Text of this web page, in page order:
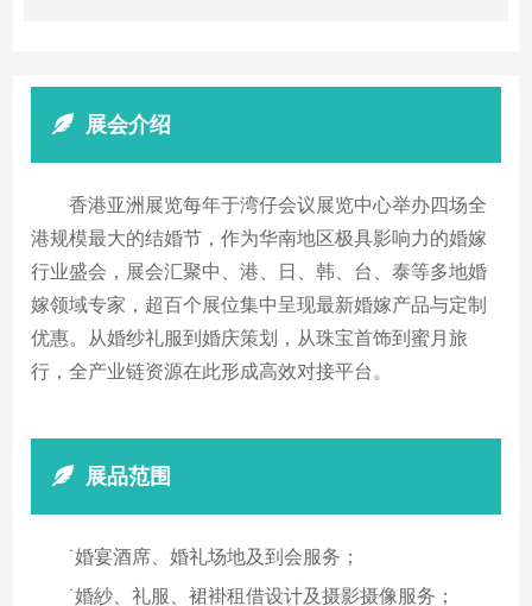
展会介绍
香港亚洲展览每年于湾仔会议展览中心举办四场全
港规模最大的结婚节，作为华南地区极具影响力的婚嫁
行业盛会，展会汇聚中、港、日、韩、台、泰等多地婚
嫁领域专家，超百个展位集中呈现最新婚嫁产品与定制
优惠。从婚纱礼服到婚庆策划，从珠宝首饰到蜜月旅
行，全产业链资源在此形成高效对接平台。
展品范围
˙婚宴酒席、婚礼场地及到会服务；
˙婚紗、礼服、裙褂租借设计及摄影摄像服务；